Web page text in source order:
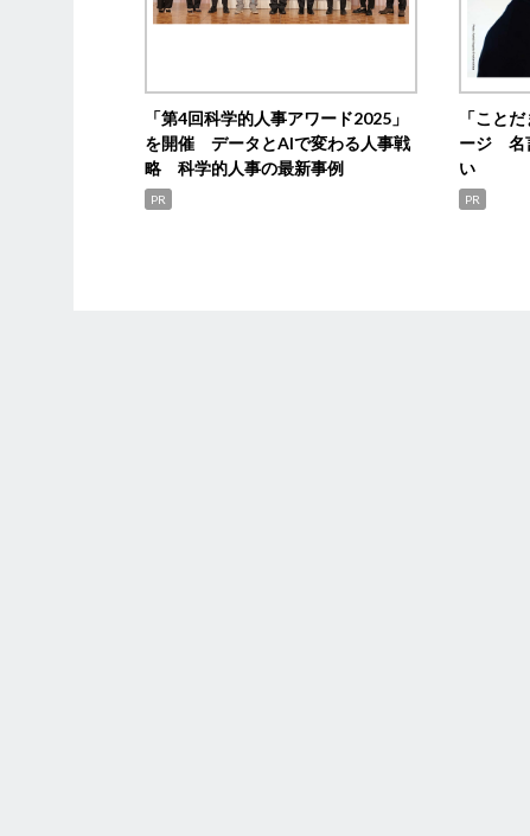
「第4回科学的人事アワード2025」
を開催 データとAIで変わる人事戦
略 科学的人事の最新事例
PR
「こと
ージ 名
い
PR